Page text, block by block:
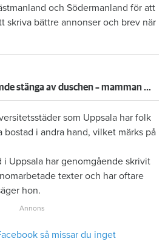
och Södermanland för att
skriva bättre annonser och brev när
Barn glömde stänga av duschen – mamman måste betala 300 000
som Uppsala har folk
bostad i andra hand, vilket märks på
i Uppsala har genomgående skrivit
texter och har oftare
hon.
så missar du inget